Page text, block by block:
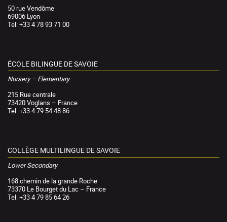
50 rue Vendôme
69006 Lyon
Tel: +33 4 78 93 71 00
ÉCOLE BILINGUE DE SAVOIE
Nursery – Elementary
215 Rue centrale
73420 Voglans – France
Tel: +33 4 79 54 48 86
COLLÈGE MULTILINGUE DE SAVOIE
Lower Secondary
168 chemin de la grande Roche
73370 Le Bourget du Lac – France
Tel: +33 4 79 85 64 26